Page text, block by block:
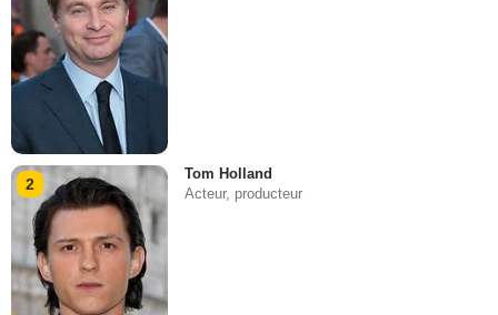
2
Tom Holland
Acteur, producteur